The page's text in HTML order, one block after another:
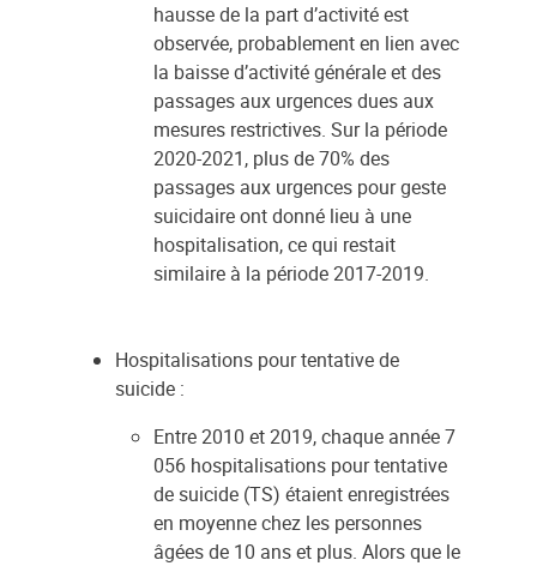
hausse de la part d’activité est
observée, probablement en lien avec
la baisse d’activité générale et des
passages aux urgences dues aux
mesures restrictives. Sur la période
2020-2021, plus de 70% des
passages aux urgences pour geste
suicidaire ont donné lieu à une
hospitalisation, ce qui restait
similaire à la période 2017-2019.
Hospitalisations pour tentative de
suicide :
Entre 2010 et 2019, chaque année 7
056 hospitalisations pour tentative
de suicide (TS) étaient enregistrées
en moyenne chez les personnes
âgées de 10 ans et plus. Alors que le